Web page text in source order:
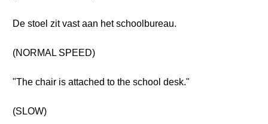
De stoel zit vast aan het schoolbureau.
(NORMAL SPEED)
"The chair is attached to the school desk."
(SLOW)